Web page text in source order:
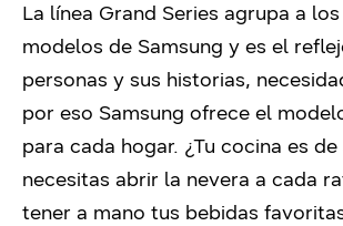
La línea Grand Series agrupa a
modelos de Samsung y es el
personas y sus historias,
por eso Samsung ofrece el
para cada hogar. ¿Tu cocina es
necesitas abrir la nevera a cada
tener a mano tus bebidas